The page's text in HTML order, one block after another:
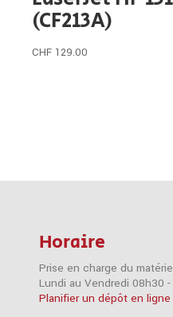
(CF213A)
CHF 129.00
Horaire
Prise en charge du
Lundi au Vendredi 08h30
Planifier un dépôt en ligne